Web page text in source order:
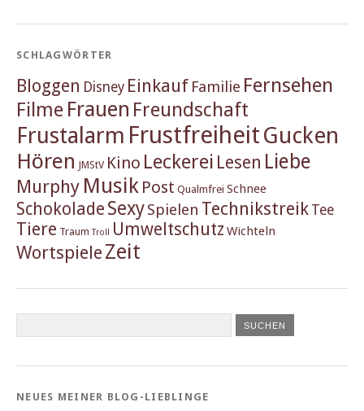
SCHLAGWÖRTER
Bloggen Disney Einkauf Familie Fernsehen
Filme Frauen Freundschaft
Frustalarm FrustfreiheitGucken
Hören JMStV Kino Leckerei Lesen Liebe
Murphy Musik Post Qualmfrei Schnee
Schokolade SexySpielen Technikstreik Tee
Tiere Traum Troll Umweltschutz Wichteln
Wortspiele Zeit
NEUES MEINER BLOG-LIEBLINGE